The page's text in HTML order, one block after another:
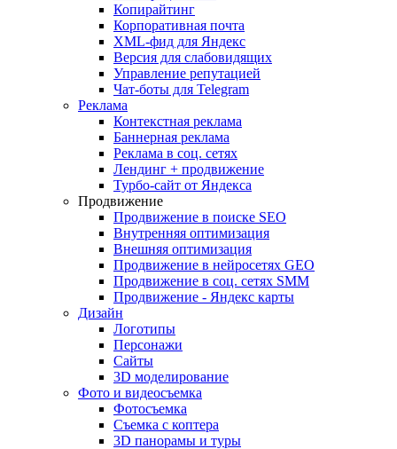
Копирайтинг
Корпоративная почта
XML-фид для Яндекс
Версия для слабовидящих
Управление репутацией
Чат-боты для Telegram
Реклама
Контекстная реклама
Баннерная реклама
Реклама в соц. сетях
Лендинг + продвижение
Турбо-сайт от Яндекса
Продвижение
Продвижение в поиске SEO
Внутренняя оптимизация
Внешняя оптимизация
Продвижение в нейросетях GEO
Продвижение в соц. сетях SMM
Продвижение - Яндекс карты
Дизайн
Логотипы
Персонажи
Сайты
3D моделирование
Фото и видеосъемка
Фотосъемка
Съемка с коптера
3D панорамы и туры